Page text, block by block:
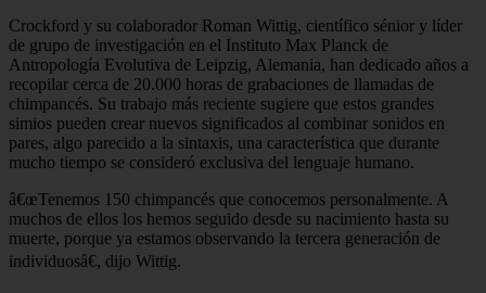
Crockford y su colaborador Roman Wittig, científico sénior y líder
de grupo de investigación en el Instituto Max Planck de
Antropología Evolutiva de Leipzig, Alemania, han dedicado años a
recopilar cerca de 20.000 horas de grabaciones de llamadas de
chimpancés. Su trabajo más reciente sugiere que estos grandes
simios pueden crear nuevos significados al combinar sonidos en
pares, algo parecido a la sintaxis, una característica que durante
mucho tiempo se consideró exclusiva del lenguaje humano.
â€œTenemos 150 chimpancés que conocemos personalmente. A
muchos de ellos los hemos seguido desde su nacimiento hasta su
muerte, porque ya estamos observando la tercera generación de
individuosâ€, dijo Wittig.